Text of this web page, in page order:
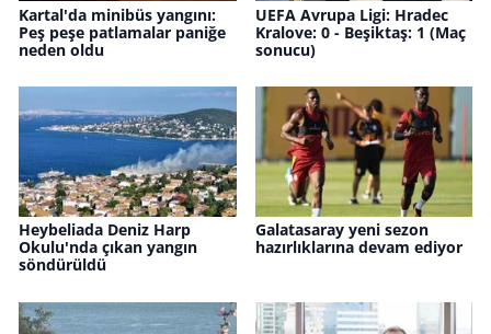
Kartal'da minibüs yangını:
Peş peşe patlamalar paniğe
neden oldu
UEFA Avrupa Ligi: Hradec
Kralove: 0 - Beşiktaş: 1 (Maç
sonucu)
Heybeliada Deniz Harp
Okulu'nda çıkan yangın
söndürüldü
Galatasaray yeni sezon
hazırlıklarına devam ediyor